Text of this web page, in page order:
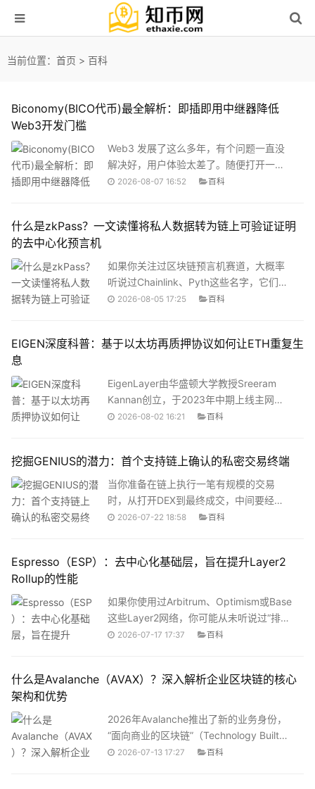
当前位置： 首页 > 百科
Biconomy(BICO代币)最全解析：即插即用中继器降低
Web3开发门槛
Web3 发展了这么多年，有个问题一直没
解决好，用户体验太差了。随便打开一个
DApp，连接钱包、授权、付 Gas、等确
事。Biconomy 简介Biconomy 成立于
议。它不是一条公链，也不是一个钱包，
而是一个交易与交互中间层。说得直白一
点，它就是在 DApp 和区块链之间搭了一
对那些乱七八糟的技术细节。Bic
2026-08-07 16:52 百科
什么是zkPass？一文读懂将私人数据转为链上可验证证明
的去中心化预言机
如果你关注过区块链预言机赛道，大概率
听说过Chainlink、Pyth这些名字，它们主
要负责把公开的市场价格、天气数据等送
银行流水、信用评分、医疗记录，怎么才
是：数据可以不上链，但数据的证明可以
上链。一、zkPass到底是什么？简单来
说，zkPass是一个去中心化的隐私数据预
却能向别人证明&ldquo
2026-08-05 17:25 百科
EIGEN深度科普：基于以太坊再质押协议如何让ETH重复生
息
EigenLayer由华盛顿大学教授Sreeram
Kannan创立，于2023年中期上线主网。
它通过一套部署在以太坊上的智能合约，
押的ETH能够“重复工作”，在继续保障以太
坊网络安全的同时，再去保障其他协议的
安全，并因此获得额外收益。截至2026年
2月，EigenLayer已锁定了超过180亿美元
2026-08-02 16:21 百科
挖掘GENIUS的潜力：首个支持链上确认的私密交易终端
当你准备在链上执行一笔有规模的交易
时，从打开DEX到最终成交，中间要经历
跨链桥确认、钱包签名弹窗、滑点调整、
器人、跟单机器人，早就把你的意图吃得
已不是当初看到的样子了。这正是Genius
Terminal试图解决的问题。什么是Genius
Terminal？Genius Terminal被定义为“首个
2026-07-22 18:58 百科
Espresso（ESP）：去中心化基础层，旨在提升Layer2
Rollup的性能
如果你使用过Arbitrum、Optimism或Base
这些Layer2网络，你可能从未听说过“排序
器”（sequencer）这个词。但事实上，排
算。问题在于，目前几乎每个主流Rollup
器由Offchain Labs运营，Optimism由OP
Labs运营，Base由Coinbase运营。这不
是去中心化，这是效率优先下的信任妥
2026-07-17 17:37 百科
什么是Avalanche（AVAX）？深入解析企业区块链的核心
架构和优势
2026年Avalanche推出了新的业务身份，
“面向商业的区块链”（Technology Built
for Business），明确将自身定位为企业级
2026-07-13 17:27 百科